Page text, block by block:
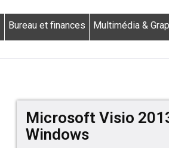
Bureau et finances Multimédia &
Microsoft Visio
Windows